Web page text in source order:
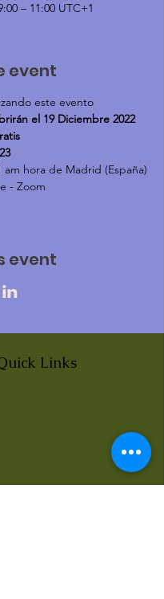
– 11:00 UTC+1
event
este evento
el 19 Diciembre 2022
am hora de Madrid (España)
- Zoom
event
Links